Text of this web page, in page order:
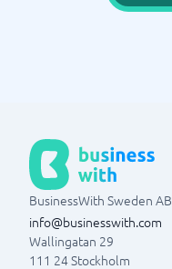
BusinessWith Sweden AB
info@businesswith.com
Wallingatan 29
111 24Stockholm